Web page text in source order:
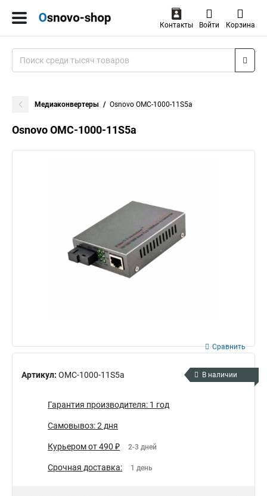
Контакты Войти Корзина
Медиаконвертеры Osnovo OMC-1000-11S5a
Osnovo OMC-1000-11S5a
Артикул: OMC-1000-11S5a
Сравнить
В наличии
Гарантия производителя: 1 год
Самовывоз: 2 дня
Курьером от 490 ₽ 2-3 дней
Срочная доставка: 1 день